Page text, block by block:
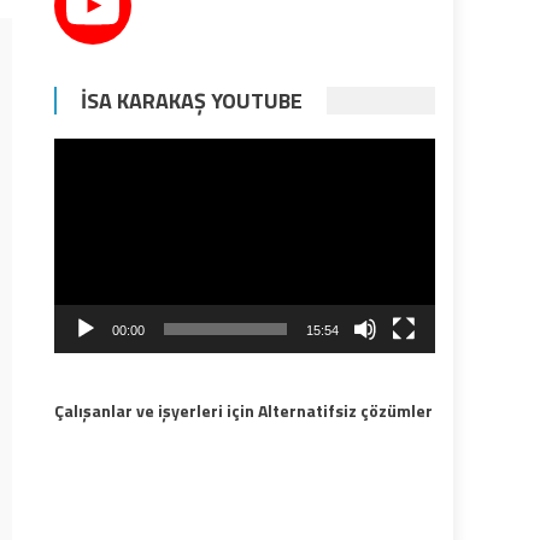
İSA KARAKAŞ YOUTUBE
00:00 15:54
Çalışanlar ve işyerleri için Alternatifsiz çözümler